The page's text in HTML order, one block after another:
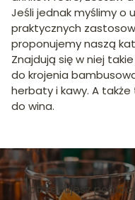
Jeśli jednak myślimy o
praktycznych
proponujemy naszą
Znajdują się w niej
do krojenia
herbaty i kawy. A
do wina.
Potrzebujesz